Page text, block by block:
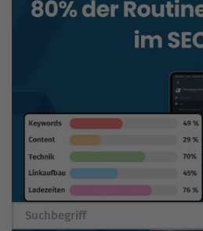
BLOG DURCHSUCHEN